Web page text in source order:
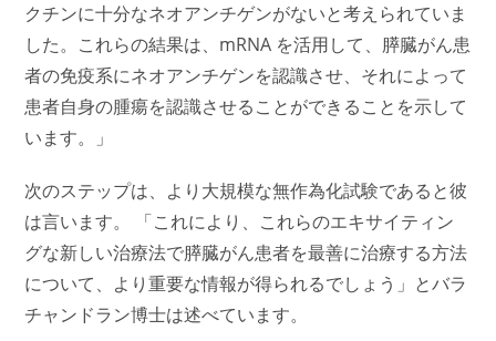
クチンに十分なネオアンチゲンがないと考えられていま
した。これらの結果は、mRNA を活用して、膵臓がん患
者の免疫系にネオアンチゲンを認識させ、それによって
患者自身の腫瘍を認識させることができることを示して
います。」
次のステップは、より大規模な無作為化試験であると彼
は言います。 「これにより、これらのエキサイティン
グな新しい治療法で膵臓がん患者を最善に治療する方法
について、より重要な情報が得られるでしょう」とバラ
チャンドラン博士は述べています。